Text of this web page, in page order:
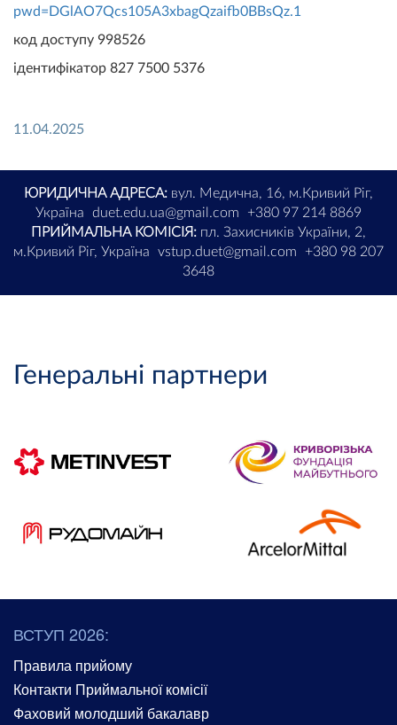
pwd=DGlAO7Qcs105A3xbagQzaifb0BBsQz.1
код доступу 998526
ідентифікатор 827 7500 5376
11.04.2025
ЮРИДИЧНА АДРЕСА: вул. Медична, 16, м.Кривий Ріг,
Україна
duet.edu.ua@gmail.com
+380 97 214 8869
ПРИЙМАЛЬНА КОМІСІЯ: пл. Захисників України, 2,
м.Кривий Ріг, Україна
vstup.duet@gmail.com
+380 98 207
3648
Генеральні партнери
ВСТУП 2026:
Правила прийому
Контакти Приймальної комісії
Фаховий молодший бакалавр